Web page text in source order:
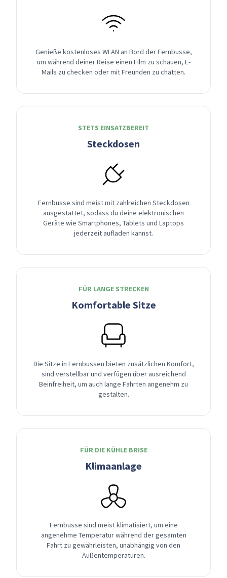
Genieße kostenloses WLAN an Bord der Fernbusse,
um während deiner Reise einen Film zu schauen, E-
Mails zu checken oder mit Freunden zu chatten.
STETS EINSATZBEREIT
Steckdosen
Fernbusse sind meist mit zahlreichen Steckdosen
ausgestattet, sodass du deine elektronischen
Geräte wie Smartphones, Tablets und Laptops
jederzeit aufladen kannst.
FÜR LANGE STRECKEN
Komfortable Sitze
Die Sitze in Fernbussen bieten zusätzlichen Komfort,
sind verstellbar und verfügen über ausreichend
Beinfreiheit, um auch lange Fahrten angenehm zu
gestalten.
FÜR DIE KÜHLE BRISE
Klimaanlage
Fernbusse sind meist klimatisiert, um eine
angenehme Temperatur während der gesamten
Fahrt zu gewährleisten, unabhängig von den
Außentemperaturen.